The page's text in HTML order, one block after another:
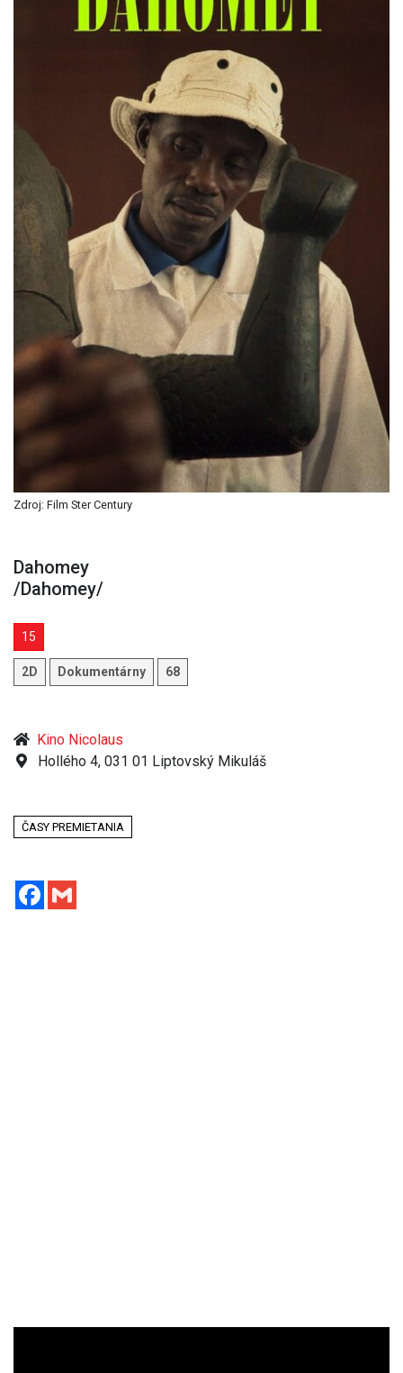
Zdroj: Film Ster Century
Dahomey
/Dahomey/
15
2D Dokumentárny 68
Kino Nicolaus
Hollého 4, 031 01 Liptovský Mikuláš
ČASY PREMIETANIA
Facebook